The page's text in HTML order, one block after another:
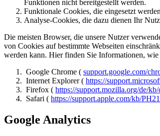
Funktionen nicht bereitgestellt werden.
Funktionale Cookies, die eingesetzt
Analyse-Cookies, die dazu dienen Ihr
Die meisten Browser, die unsere Nutzer
von Cookies auf bestimmte Webseiten
werden kann. Hier finden Sie Informationen,
Google Chrome ( support.google.com/
Internet Explorer ( https://
Firefox ( https://support.mozilla.org/de/
Safari ( https://support.apple.com/kb/
Google Analytics